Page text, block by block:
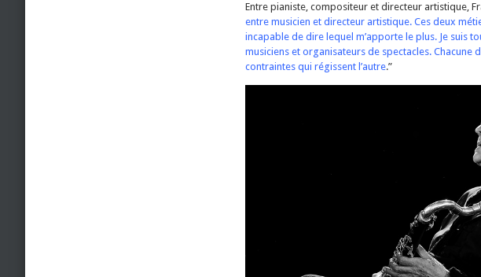
Entre pianiste, compositeur et directeur artistique,
entre musicien et directeur artistique. Ces deux
incapable de dire lequel m’apporte le plus. Je suis
musiciens et organisateurs de spectacles.
contraintes qui régissent l’autre.”